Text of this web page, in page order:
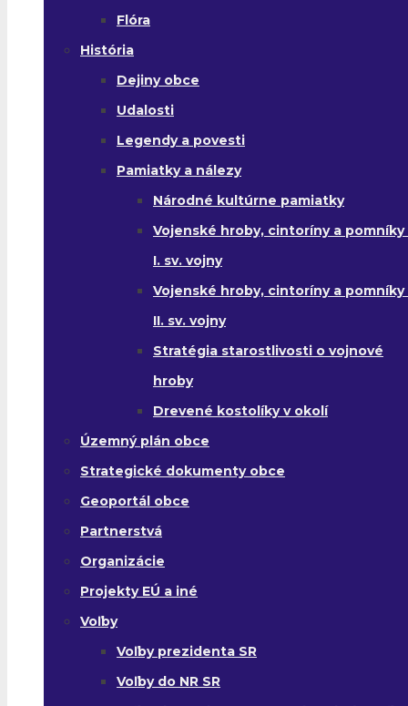
Flóra
História
Dejiny obce
Udalosti
Legendy a povesti
Pamiatky a nálezy
Národné kultúrne pamiatky
Vojenské hroby, cintoríny a pomníky
I. sv. vojny
Vojenské hroby, cintoríny a pomníky
II. sv. vojny
Stratégia starostlivosti o vojnové
hroby
Drevené kostolíky v okolí
Územný plán obce
Strategické dokumenty obce
Geoportál obce
Partnerstvá
Organizácie
Projekty EÚ a iné
Voľby
Voľby prezidenta SR
Voľby do NR SR